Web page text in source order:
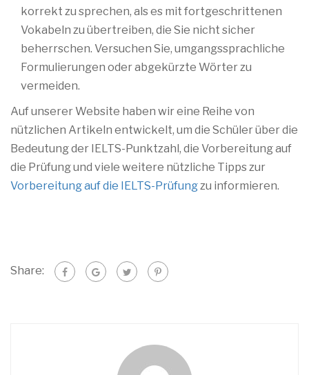
korrekt zu sprechen, als es mit fortgeschrittenen
Vokabeln zu übertreiben, die Sie nicht sicher
beherrschen. Versuchen Sie, umgangssprachliche
Formulierungen oder abgekürzte Wörter zu
vermeiden.
Auf unserer Website haben wir eine Reihe von
nützlichen Artikeln entwickelt, um die Schüler über die
Bedeutung der IELTS-Punktzahl, die Vorbereitung auf
die Prüfung und viele weitere nützliche Tipps zur
Vorbereitung auf die IELTS-Prüfung zu informieren.
Share: